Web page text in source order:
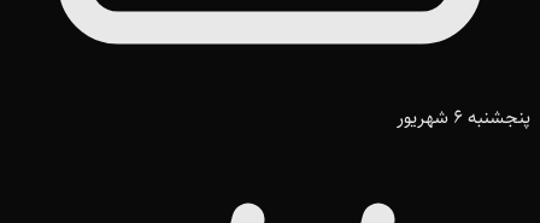
پنجشنبه 6 شهریور